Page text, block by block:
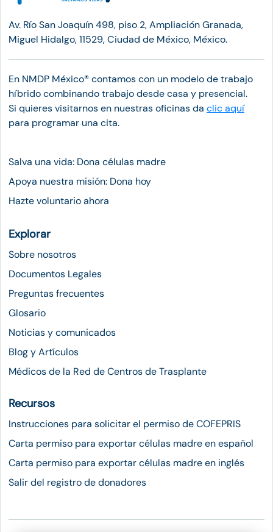
Av. Río San Joaquín 498, piso 2, Ampliación Granada,
Miguel Hidalgo, 11529, Ciudad de México, México.
En NMDP México®︎ contamos con un modelo de trabajo
híbrido combinando trabajo desde casa y presencial.
Si quieres visitarnos en nuestras oficinas da clic aquí
para programar una cita.
Salva una vida: Dona células madre
Apoya nuestra misión: Dona hoy
Hazte voluntario ahora
Explorar
Sobre nosotros
Documentos Legales
Preguntas frecuentes
Glosario
Noticias y comunicados
Blog y Artículos
Médicos de la Red de Centros de Trasplante
Recursos
Instrucciones para solicitar el permiso de COFEPRIS
Carta permiso para exportar células madre en español
Carta permiso para exportar células madre en inglés
Salir del registro de donadores